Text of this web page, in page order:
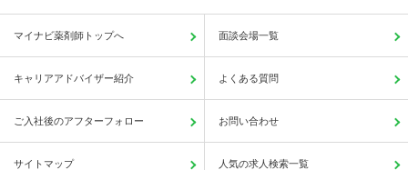
マイナビ薬剤師トップへ 面談会場一覧
キャリアアドバイザー紹介 よくある質問
ご入社後のアフターフォロー お問い合わせ
サイトマップ 人気の求人検索一覧